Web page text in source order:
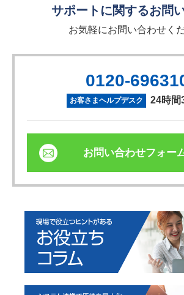
サポートに関するお問
お気軽にお問い合わせく
0120-
お客さまヘルプデスク 24時間
お問い合わせフォー